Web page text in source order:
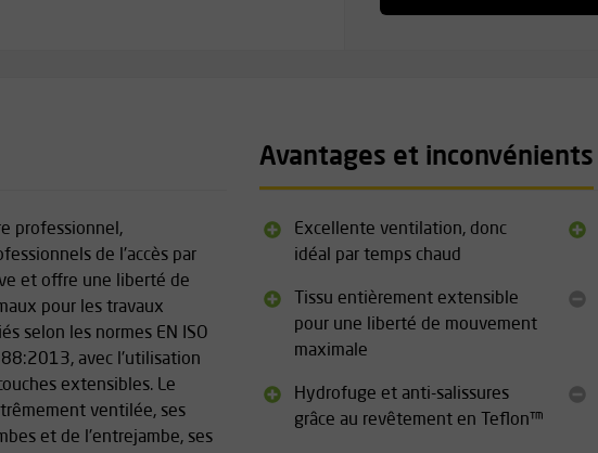
professionnel,
de l'accès par
et offre une liberté de
pour les travaux
selon les normes EN ISO
avec l'utilisation
extensibles. Le
ventilée, ses
et de l'entrejambe, ses
Avantages et inconvénients
Excellente ventilation, donc
idéal par temps chaud
Tissu entièrement extensible
pour une liberté de mouvement
maximale
Hydrofuge et anti-salissures
grâce au revêtement en Teflon™